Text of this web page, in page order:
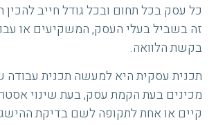
כל עסק בכל תחום ובכל גודל חייב
זה בשביל בעלי העסק, המשקיעים או
בקשת הלוואה.
תכנית עסקית היא למעשה תכנית
מכינים בעת הקמת עסק, בעת שינוי
קיים או אחת לתקופה לשם בדיקת